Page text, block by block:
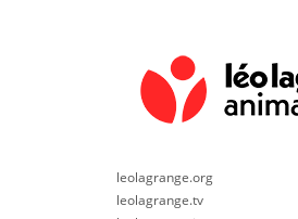
leolagrange.org
leolagrange.tv